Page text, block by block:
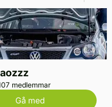
medlemmar
Gå med